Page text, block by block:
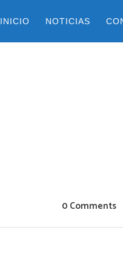
INICIO NOTICIAS
0 Comments